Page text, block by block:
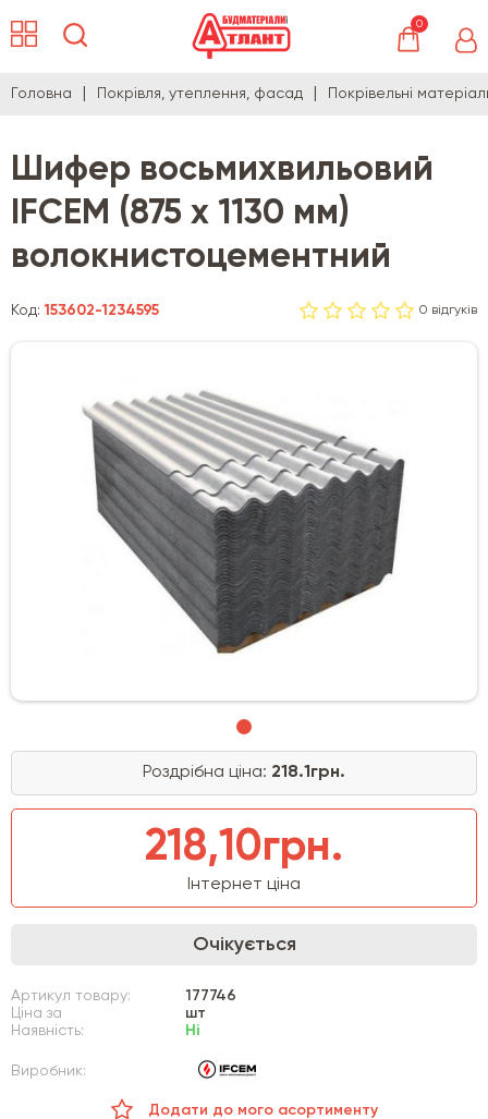
0
Головна Покрівля, утеплення, фасад Покрівельні
Шифер восьмихвильовий
IFCEM (875 х 1130 мм)
волокнистоцементний
Код:153602-1234595 0 відгуків
Роздрібна ціна: 218.1грн.
218,10грн.
Інтернет ціна
Очікується
Артикул товару:
177746
Ціна за
шт
Наявність:
Ні
Виробник:
Додати до мого асортименту